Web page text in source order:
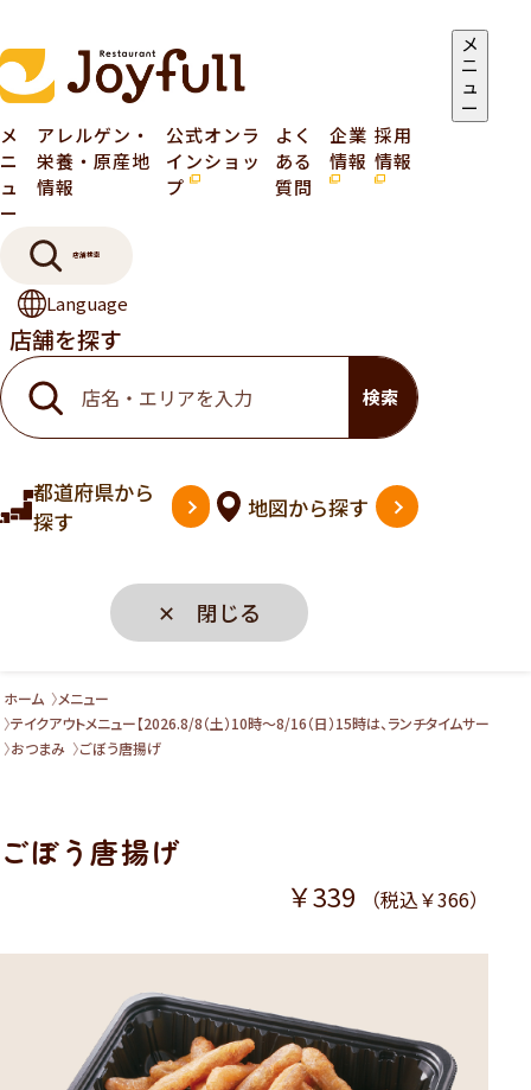
メ
ニ
ュ
ー
メ
ニ
ュ
ー
アレルゲン・
栄養・原産地
情報
公式オンラ
インショッ
プ
よく
ある
質問
企業
情報
採用
情報
店舗検索
Language
店舗を探す
検索
都道府県から
探す
地図から探す
✕ 閉じる
ホーム
メニュー
テイクアウトメニュー【2026.8/8（土）10時～8/16（日）15時は、ランチタイムサービス
おつまみ
ごぼう唐揚げ
ごぼう唐揚げ
￥339 （税込￥366）